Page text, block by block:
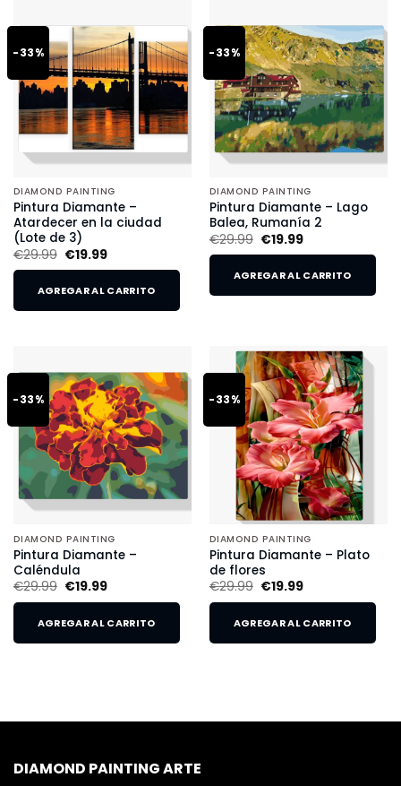
-33%
DIAMOND PAINTING
Pintura Diamante –
Atardecer en la ciudad
(Lote de 3)
€29.99 €19.99
AGREGAR AL CARRITO
-33%
DIAMOND PAINTING
Pintura Diamante – Lago
Balea, Rumanía 2
€29.99 €19.99
AGREGAR AL CARRITO
-33%
DIAMOND PAINTING
Pintura Diamante –
Caléndula
€29.99 €19.99
AGREGAR AL CARRITO
-33%
DIAMOND PAINTING
Pintura Diamante – Plato
de flores
€29.99 €19.99
AGREGAR AL CARRITO
DIAMOND PAINTING ARTE